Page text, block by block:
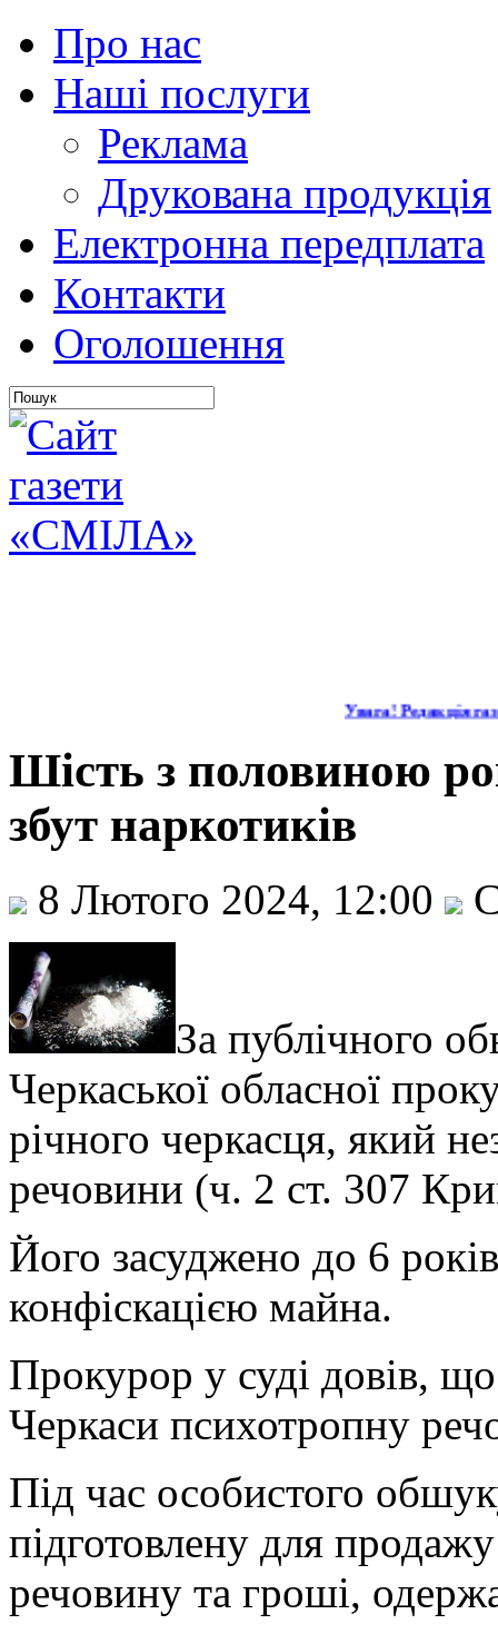
Про нас
Наші послуги
Реклама
Друкована продукція
Електронна передплата
Контакти
Оголошення
Увага! Редакція
Шість з половиною
збут наркотиків
8 Лютого 2024, 12:00
За публічного
Черкаської обласної
річного черкасця, який
речовини (ч. 2 ст. 307
Його засуджено до 6
конфіскацією майна.
Прокурор у суді довів,
Черкаси психотропну
Під час особистого
підготовлену для
речовину та гроші,